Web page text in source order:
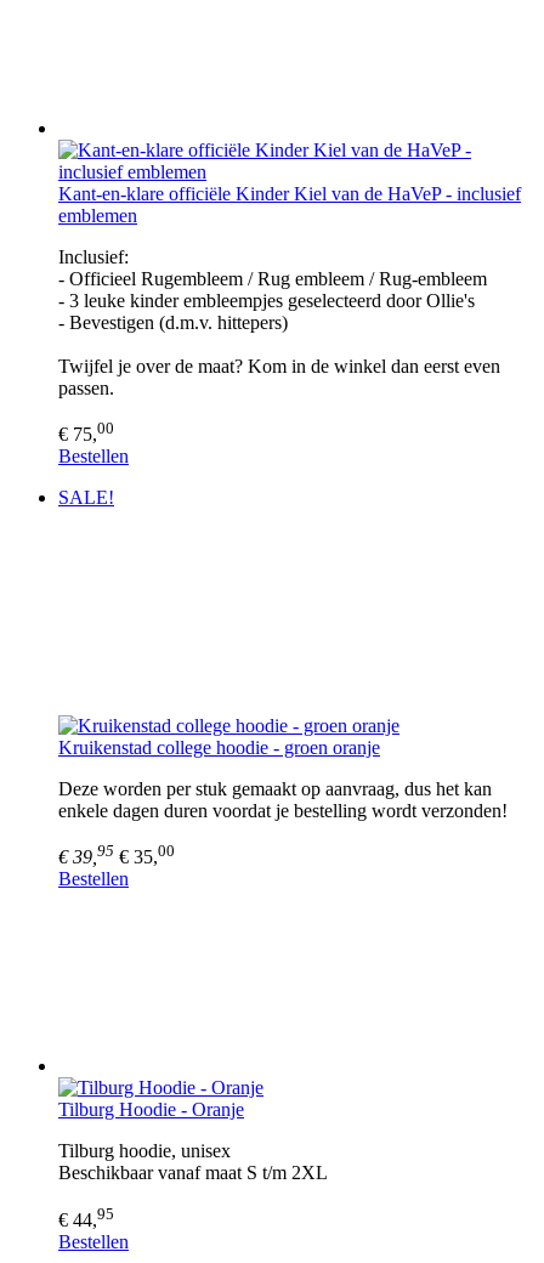
Kant-en-klare officiële Kinder Kiel van de HaVeP - inclusief
emblemen
Inclusief:
- Officieel Rugembleem / Rug embleem / Rug-embleem
- 3 leuke kinder embleempjes geselecteerd door Ollie's
- Bevestigen (d.m.v. hittepers)
Twijfel je over de maat? Kom in de winkel dan eerst even
passen.
€ 75,00
Bestellen
SALE!
Kruikenstad college hoodie - groen oranje
Deze worden per stuk gemaakt op aanvraag, dus het kan
enkele dagen duren voordat je bestelling wordt verzonden!
€ 39, 95 € 35,00
Bestellen
Tilburg Hoodie - Oranje
Tilburg hoodie, unisex
​Beschikbaar vanaf maat S t/m 2XL
€ 44,95
Bestellen